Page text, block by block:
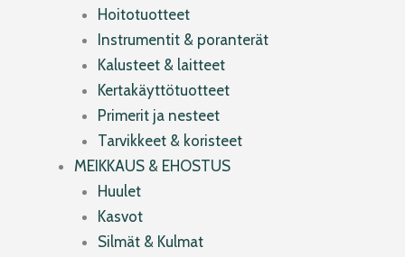
Hoitotuotteet
Instrumentit & poranterät
Kalusteet & laitteet
Kertakäyttötuotteet
Primerit ja nesteet
Tarvikkeet & koristeet
MEIKKAUS & EHOSTUS
Huulet
Kasvot
Silmät & Kulmat